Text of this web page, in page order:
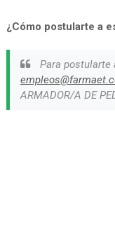
¿Cómo postularte a
Para postularte
ARMADOR/A DE